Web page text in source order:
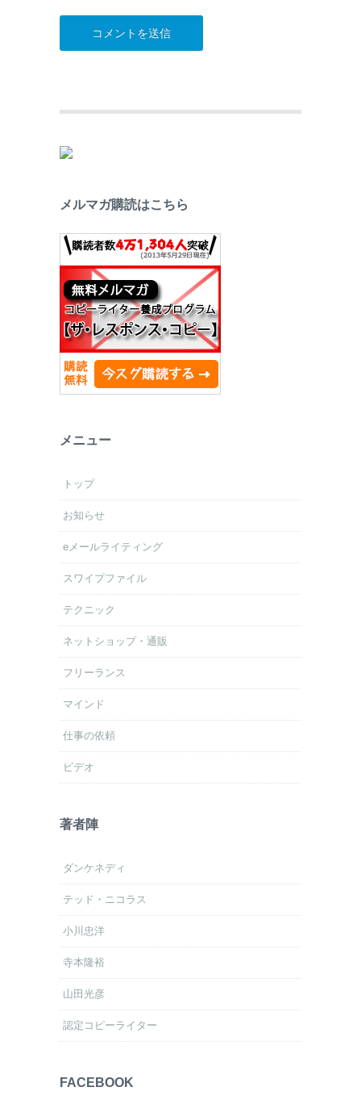
メルマガ購読はこちら
メニュー
トップ
お知らせ
eメールライティング
スワイプファイル
テクニック
ネットショップ・通販
フリーランス
マインド
仕事の依頼
ビデオ
著者陣
ダンケネディ
テッド・ニコラス
小川忠洋
寺本隆裕
山田光彦
認定コピーライター
FACEBOOK